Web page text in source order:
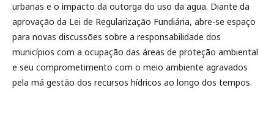
urbanas e o impacto da outorga do uso da agua. Diante da
aprovação da Lei de Regularização Fundiária, abre-se espaço
para novas discussões sobre a responsabilidade dos
municípios com a ocupação das áreas de proteção ambiental
e seu comprometimento com o meio ambiente agravados
pela má gestão dos recursos hídricos ao longo dos tempos.